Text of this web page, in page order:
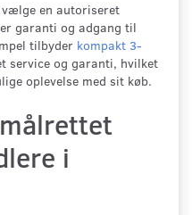
en autoriseret
garanti og adgang til
tilbyder kompakt 3-
service og garanti, hvilket
oplevelse med sit køb.
i